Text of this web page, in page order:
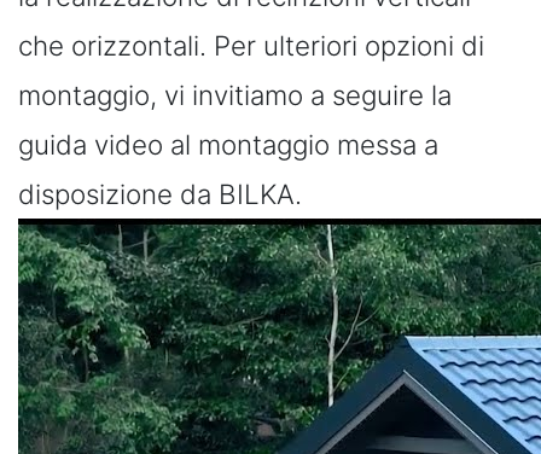
che orizzontali. Per ulteriori opzioni di
montaggio, vi invitiamo a seguire la
guida video al montaggio messa a
disposizione da BILKA.